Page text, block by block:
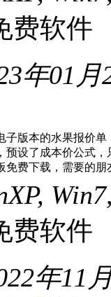
费软
年01月
子版本的水果报价
预设了成本价公式
免费下载，需要的
费软
年11